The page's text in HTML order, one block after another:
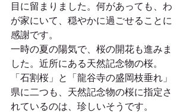
目に留まりました。何があっても、わ
が家にいて、穏やかに過ごせることに
感謝です。
一時の夏の陽気で、桜の開花も進みま
した。近所にある天然記念物の桜。
「石割桜」と「龍谷寺の盛岡枝垂れ」
県に二つも、天然記念物の桜に指定さ
れているのは、珍しいそうです。